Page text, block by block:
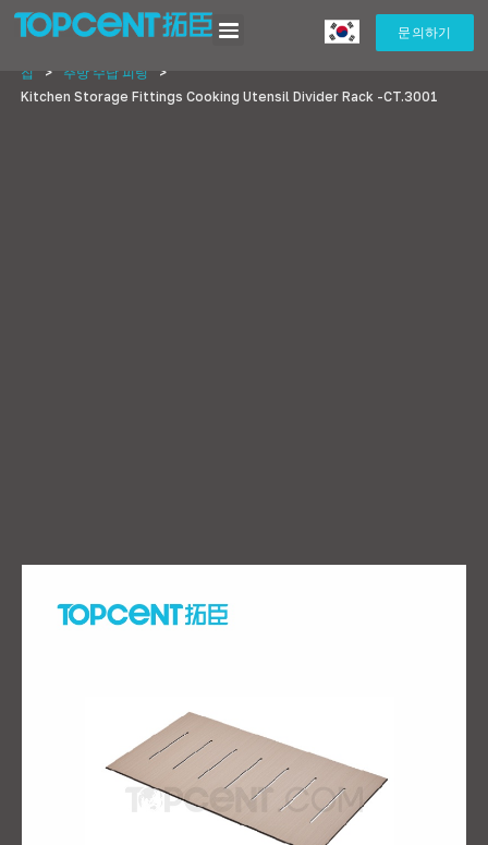
문의하기
집 > 주방 수납 피팅
>
Kitchen Storage Fittings Cooking Utensil Divider Rack -CT.3001